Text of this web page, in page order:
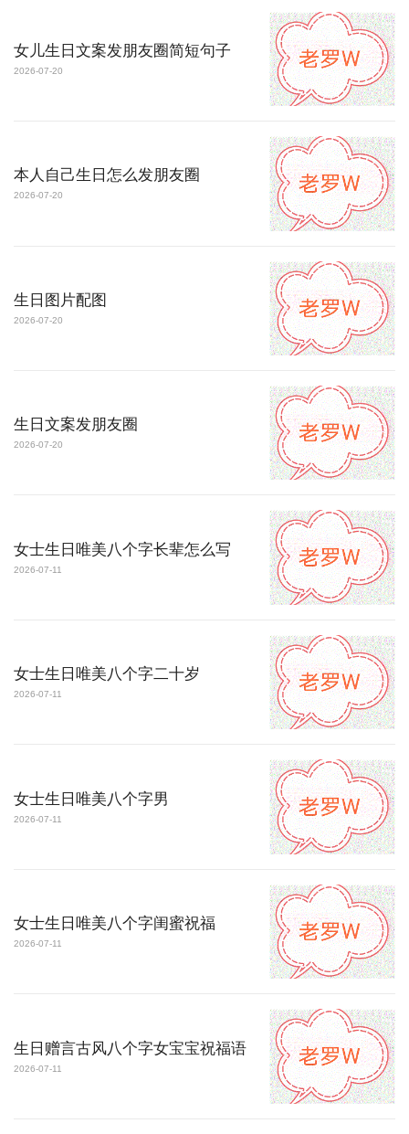
女儿生日文案发朋友圈简短句子
2026-07-20
本人自己生日怎么发朋友圈
2026-07-20
生日图片配图
2026-07-20
生日文案发朋友圈
2026-07-20
女士生日唯美八个字长辈怎么写
2026-07-11
女士生日唯美八个字二十岁
2026-07-11
女士生日唯美八个字男
2026-07-11
女士生日唯美八个字闺蜜祝福
2026-07-11
生日赠言古风八个字女宝宝祝福语
2026-07-11